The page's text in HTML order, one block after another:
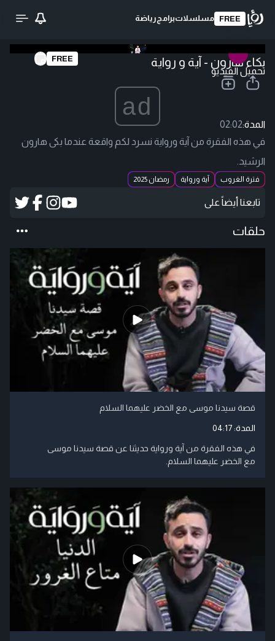
FREE مسلسلاتبرامج رياضة
تحميل الفيديو
FREE بكاء هارون - آية و رواية
ad
المدة:02:02
في هذه الفقرة من آية ورواية نسرد لكم واقعة عندما بكى هارون
الرشيد.
فترة الغروب آية ورواية رمضان 2025
تابعنا أيضاً على
حلقات
قصة سيدنا موسى مع الخضر عليهما السلام
المدة:04:17
في هذه الفقرة من آية ورواية حديثنا عن قصة سيدنا موسى
مع الخضر عليهما السلام.